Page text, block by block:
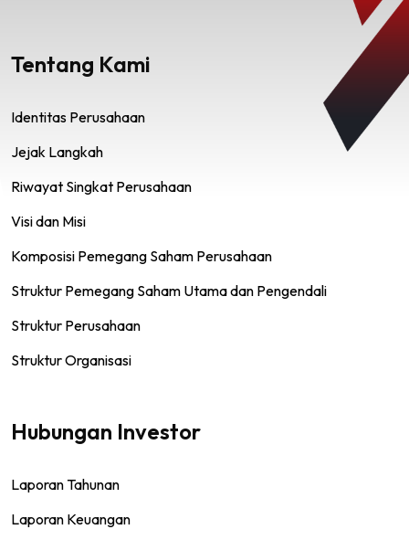
Tentang Kami
Identitas Perusahaan
Jejak Langkah
Riwayat Singkat Perusahaan
Visi dan Misi
Komposisi Pemegang Saham Perusahaan
Struktur Pemegang Saham Utama dan Pengendali
Struktur Perusahaan
Struktur Organisasi
Hubungan Investor
Laporan Tahunan
Laporan Keuangan